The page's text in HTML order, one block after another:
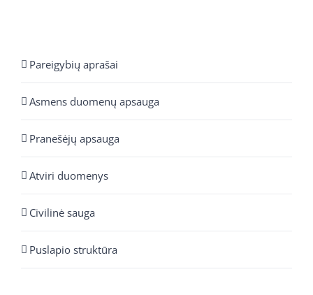
Pareigybių aprašai
Asmens duomenų apsauga
Pranešėjų apsauga
Atviri duomenys
Civilinė sauga
Puslapio struktūra